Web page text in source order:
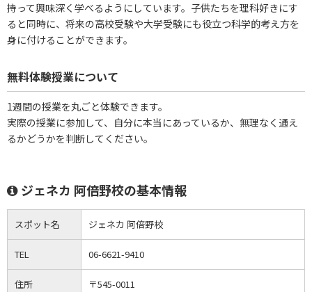
持って興味深く学べるようにしています。子供たちを理科好きにす
ると同時に、将来の高校受験や大学受験にも役立つ科学的考え方を
身に付けることができます。
無料体験授業について
1週間の授業を丸ごと体験できます。
実際の授業に参加して、自分に本当にあっているか、無理なく通え
るかどうかを判断してください。
ジェネカ 阿倍野校の基本情報
スポット名 ジェネカ 阿倍野校
TEL 06-6621-9410
住所
〒545-0011